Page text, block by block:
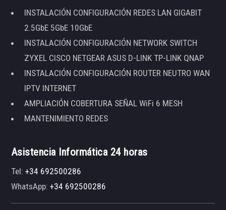
INSTALACIÓN CONFIGURACIÓN REDES LAN GIGABIT
2.5GbE 5GbE 10GbE
INSTALACIÓN CONFIGURACIÓN NETWORK SWITCH
ZYXEL CISCO NETGEAR ASUS D-LINK TP-LINK QNAP
INSTALACIÓN CONFIGURACIÓN ROUTER NEUTRO WAN
IPTV INTERNET
AMPLIACIÓN COBERTURA SEÑAL WiFi 6 MESH
MANTENIMIENTO REDES
Asistencia Informática 24 horas
Tel:+34 692500286
WhatsApp:+34 692500286